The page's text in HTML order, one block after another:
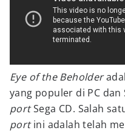
Eye of the Beholder
yang populer di PC dan
portSega CD. Salah
portini adalah telah